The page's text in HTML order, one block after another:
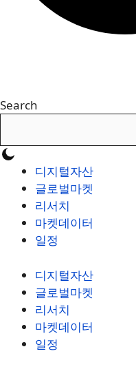
Search
디지털자산
글로벌마켓
리서치
마켓데이터
일정
디지털자산
글로벌마켓
리서치
마켓데이터
일정